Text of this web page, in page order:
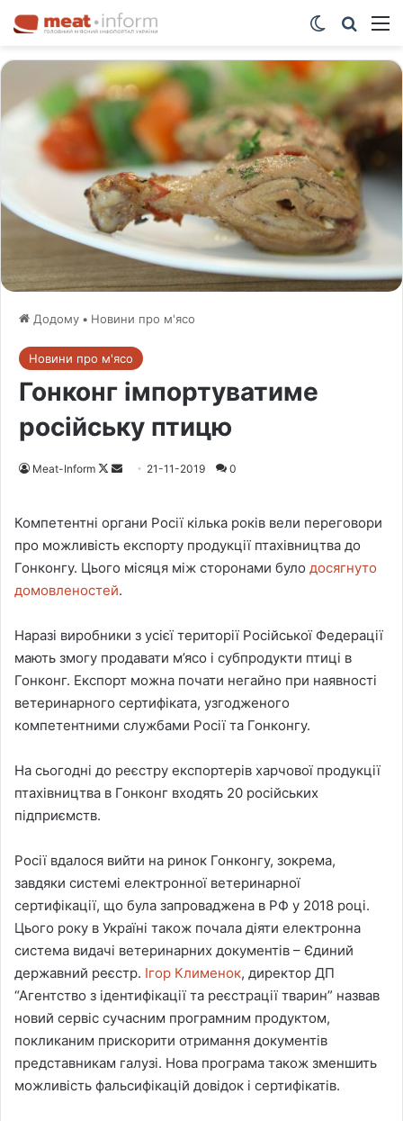
Switch skin
Додому • Новини про м'ясо
Новини про м'ясо
Гонконг імпортуватиме
російську птицю
Meat-Inform
F
l
o
w
o
X
d
a
n
a
i
l
21-11-2019 0
Компетентні органи Росії кілька років вели переговори
про можливість експорту продукції птахівництва до
Гонконгу. Цього місяця між сторонами було досягнуто
домовленостей.
Наразі виробники з усієї території Російської Федерації
мають змогу продавати м’ясо і субпродукти птиці в
Гонконг. Експорт можна почати негайно при наявності
ветеринарного сертифіката, узгодженого
компетентними службами Росії та Гонконгу.
На сьогодні до реєстру експортерів харчової продукції
птахівництва в Гонконг входять 20 російських
підприємств.
Росії вдалося вийти на ринок Гонконгу, зокрема,
завдяки системі електронної ветеринарної
сертифікації, що була запроваджена в РФ у 2018 році.
Цього року в Україні також почала діяти електронна
система видачі ветеринарних документів – Єдиний
державний реєстр. Ігор Клименок, директор ДП
“Агентство з ідентифікації та реєстрації тварин” назвав
новий сервіс сучасним програмним продуктом,
покликаним прискорити отримання документів
представникам галузі. Нова програма також зменшить
можливість фальсифікацій довідок і сертифікатів.